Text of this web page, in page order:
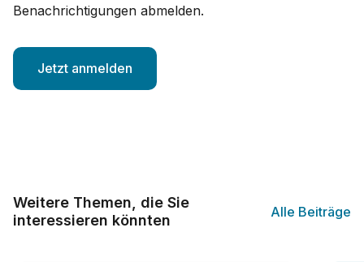
Benachrichtigungen abmelden.
Weitere Themen, die Sie
interessieren könnten
Alle Beiträge